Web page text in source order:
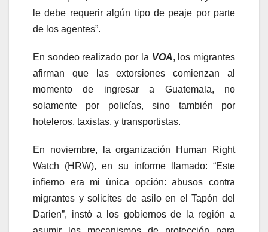
le debe requerir algún tipo de peaje por parte
de los agentes”.
En sondeo realizado por la VOA, los migrantes
afirman que las extorsiones comienzan al
momento de ingresar a Guatemala, no
solamente por policías, sino también por
hoteleros, taxistas, y transportistas.
En noviembre, la organización Human Right
Watch (HRW), en su informe llamado: “Este
infierno era mi única opción: abusos contra
migrantes y solicites de asilo en el Tapón del
Darien”, instó a los gobiernos de la región a